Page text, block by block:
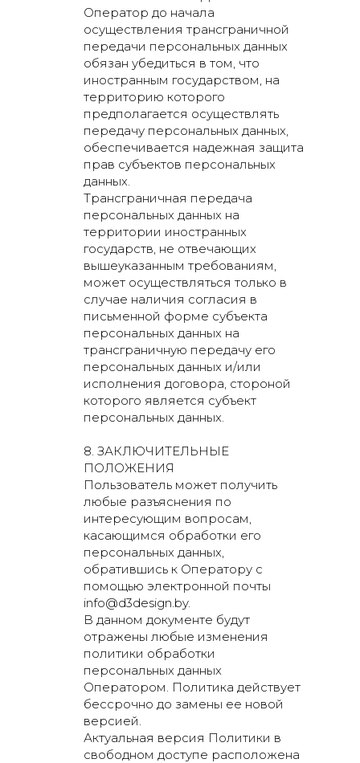
Оператор до начала
осуществления трансграничной
передачи персональных данных
обязан убедиться в том, что
иностранным государством, на
территорию которого
предполагается осуществлять
передачу персональных данных,
обеспечивается надежная защита
прав субъектов персональных
данных.
Трансграничная передача
персональных данных на
территории иностранных
государств, не отвечающих
вышеуказанным требованиям,
может осуществляться только в
случае наличия согласия в
письменной форме субъекта
персональных данных на
трансграничную передачу его
персональных данных и/или
исполнения договора, стороной
которого является субъект
персональных данных.
8. ЗАКЛЮЧИТЕЛЬНЫЕ
ПОЛОЖЕНИЯ
Пользователь может получить
любые разъяснения по
интересующим вопросам,
касающимся обработки его
персональных данных,
обратившись к Оператору с
помощью электронной почты
info@d3design.by.
В данном документе будут
отражены любые изменения
политики обработки
персональных данных
Оператором. Политика действует
бессрочно до замены ее новой
версией.
Актуальная версия Политики в
свободном доступе расположена
D3 Design предоставляет услуги
по полному циклу создания
продукта: дизайн, инжиниринг,
прототип для транспорта,
сельхоз и спец. техники,
оборудования и приборов.
Проектируем UI UX дизайн
машинных интерфейсов.
Работаем с компаниями из
Беларуси и России.
2026 © ООО "Д3Дизайн"
информации ссылка на источник
обязательна.
Оставляя свои личные данные,
вы принимаетеСоглашение о
конфиденциальности
Воплотим ваши
идеи в жизнь
info@d3design.by